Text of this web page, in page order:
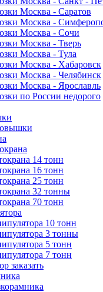
Москва - Саратов
Москва -
Москва - Сочи
Москва - Тверь
Москва - Тула
Москва - Хабаровск
Москва - Челябинск
Москва - Ярославль
по России недорого
14 тонн
16 тонн
25 тонн
32 тонны
70 тонн
10 тонн
3 тонны
5 тонн
7 тонн
заказать